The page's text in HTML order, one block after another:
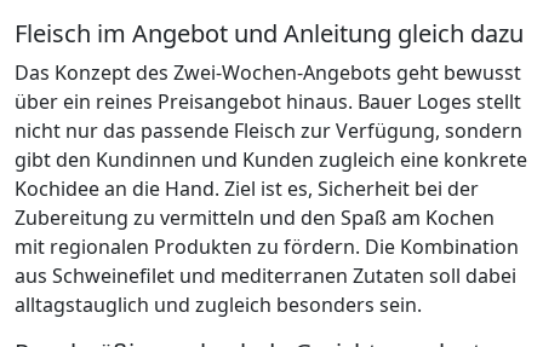
Fleisch im Angebot und Anleitung gleich dazu
Das Konzept des Zwei-Wochen-Angebots geht bewusst
über ein reines Preisangebot hinaus. Bauer Loges stellt
nicht nur das passende Fleisch zur Verfügung, sondern
gibt den Kundinnen und Kunden zugleich eine konkrete
Kochidee an die Hand. Ziel ist es, Sicherheit bei der
Zubereitung zu vermitteln und den Spaß am Kochen
mit regionalen Produkten zu fördern. Die Kombination
aus Schweinefilet und mediterranen Zutaten soll dabei
alltagstauglich und zugleich besonders sein.